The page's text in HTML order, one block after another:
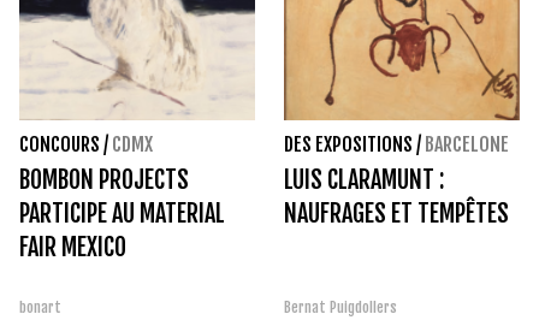
CONCOURS / CDMX
BOMBON PROJECTS
PARTICIPE AU MATERIAL
FAIR MEXICO
bonart
DES EXPOSITIONS / BARCELONE
LUIS CLARAMUNT :
NAUFRAGES ET TEMPÊTES
Bernat Puigdollers